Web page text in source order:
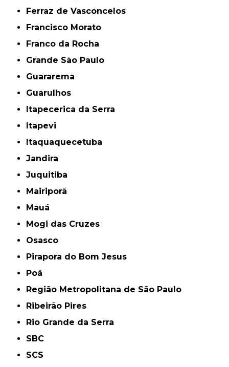
Ferraz de Vasconcelos
Francisco Morato
Franco da Rocha
Grande São Paulo
Guararema
Guarulhos
Itapecerica da Serra
Itapevi
Itaquaquecetuba
Jandira
Juquitiba
Mairiporã
Mauá
Mogi das Cruzes
Osasco
Pirapora do Bom Jesus
Poá
Região Metropolitana de São Paulo
Ribeirão Pires
Rio Grande da Serra
SBC
SCS